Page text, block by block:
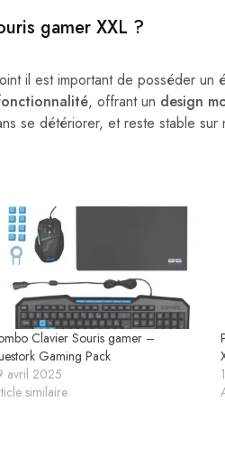
gamer XXL ?
il est important de posséder un
, offrant un design
se détériorer, et reste stable sur
Clavier Souris gamer –
Gaming Pack
avril 2025
similaire